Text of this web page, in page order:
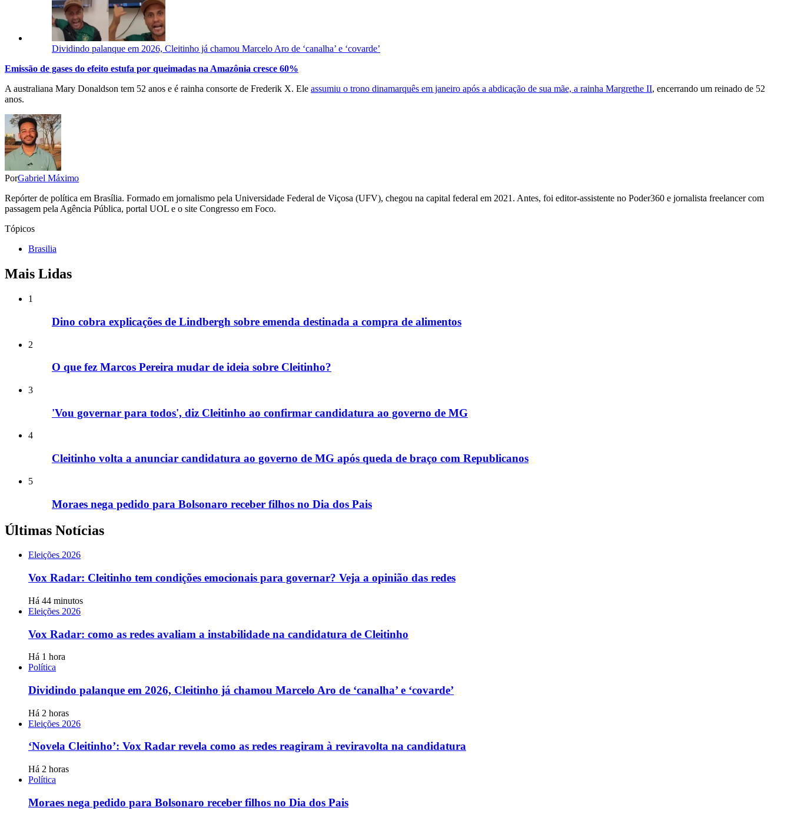
Dividindo palanque em 2026, Cleitinho já chamou Marcelo Aro de ‘canalha’ e ‘covarde’
Emissão de gases do efeito estufa por queimadas na Amazônia cresce 60%
A australiana Mary Donaldson tem 52 anos e é rainha consorte de Frederik X. Ele assumiu o trono dinamarquês em janeiro após a abdicação de sua mãe, a rainha Margrethe II, encerrando um reinado de 52
anos.
PorGabriel Máximo
Repórter de política em Brasília. Formado em jornalismo pela Universidade Federal de Viçosa (UFV), chegou na capital federal em 2021. Antes, foi editor-assistente no Poder360 e jornalista freelancer com
passagem pela Agência Pública, portal UOL e o site Congresso em Foco.
Tópicos
Brasilia
Mais Lidas
1
Dino cobra explicações de Lindbergh sobre emenda destinada a compra de alimentos
2
O que fez Marcos Pereira mudar de ideia sobre Cleitinho?
3
'Vou governar para todos', diz Cleitinho ao confirmar candidatura ao governo de MG
4
Cleitinho volta a anunciar candidatura ao governo de MG após queda de braço com Republicanos
5
Moraes nega pedido para Bolsonaro receber filhos no Dia dos Pais
Últimas Notícias
Eleições 2026
Vox Radar: Cleitinho tem condições emocionais para governar? Veja a opinião das redes
Há 44 minutos
Eleições 2026
Vox Radar: como as redes avaliam a instabilidade na candidatura de Cleitinho
Há 1 hora
Política
Dividindo palanque em 2026, Cleitinho já chamou Marcelo Aro de ‘canalha’ e ‘covarde’
Há 2 horas
Eleições 2026
‘Novela Cleitinho’: Vox Radar revela como as redes reagiram à reviravolta na candidatura
Há 2 horas
Política
Moraes nega pedido para Bolsonaro receber filhos no Dia dos Pais